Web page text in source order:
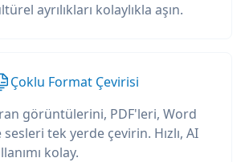
ayrılıkları kolaylıkla aşın.
Çoklu Format Çevirisi
görüntülerini, PDF'leri, Word
sesleri tek yerde çevirin. Hızlı, AI
kolay.